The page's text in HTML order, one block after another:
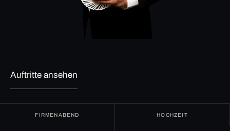
Auftritte ansehen
FIRMENABEND HOCHZEIT